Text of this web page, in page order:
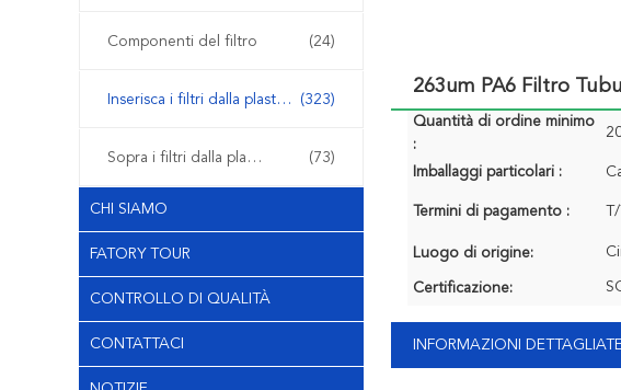
Componenti del filtro (24)
Inserisca i filtri dalla plastica del modanatura (323)
Sopra i filtri dalla plastica del modanatura (73)
CHI SIAMO
FATORY TOUR
CONTROLLO DI QUALITÀ
CONTATTACI
263um PA6 Filtro
Quantità di ordine minimo
:
Imballaggi particolari :
Termini di pagamento :
Luogo di origine:
Certificazione:
INFORMAZIONI